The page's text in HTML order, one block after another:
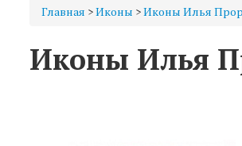
Главная >Иконы >Иконы Илья
Иконы Илья